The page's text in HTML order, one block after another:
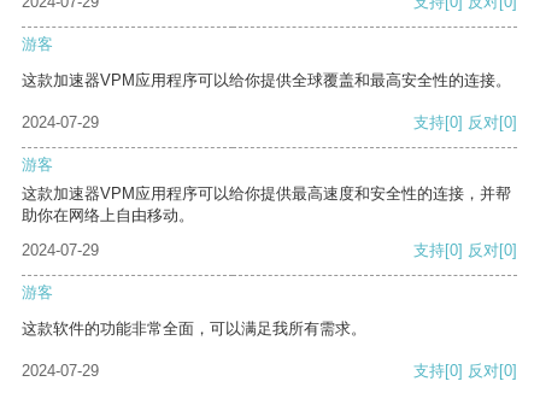
游客
这款加速器VPM应用程序可以给你提供全球覆盖和最高安全性的连接。
2024-07-29 支持[0] 反对[0]
游客
这款加速器VPM应用程序可以给你提供最高速度和安全性的连接，并帮
助你在网络上自由移动。
2024-07-29
支持[0] 反对[0]
游客
这款软件的功能非常全面，可以满足我所有需求。
2024-07-29 支持[0] 反对[0]